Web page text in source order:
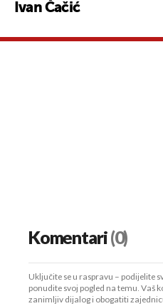
Ivan Čačić
Komentari(0)
Uključite se u raspravu – podijelite
ponudite svoj pogled na temu. Vaš
zanimljiv dijalog i obogatiti